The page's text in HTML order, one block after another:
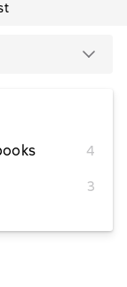
4
3
from $8.82